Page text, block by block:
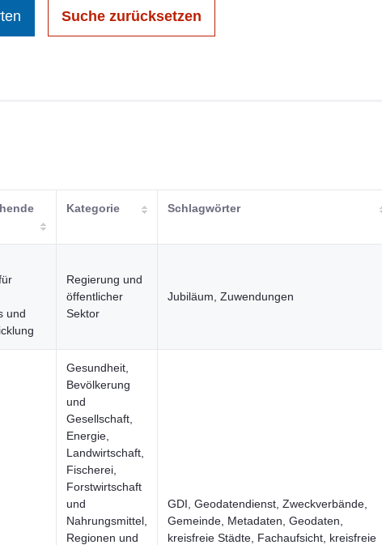
Suche zurücksetzen
Kategorie Schlagwörter
und
Regierung und
öffentlicher
Sektor
Jubiläum, Zuwendungen
Gesundheit,
Bevölkerung
und
Gesellschaft,
Energie,
Landwirtschaft,
Fischerei,
Forstwirtschaft
und
Nahrungsmittel,
Regionen und
GDI, Geodatendienst, Zweckverbände,
Gemeinde, Metadaten, Geodaten,
kreisfreie Städte, Fachaufsicht, kreisfreie